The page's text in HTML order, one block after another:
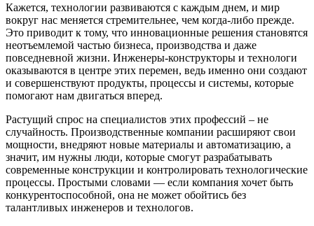
Кажется, технологии развиваются с каждым днем, и мир
вокруг нас меняется стремительнее, чем когда-либо прежде.
Это приводит к тому, что инновационные решения становятся
неотъемлемой частью бизнеса, производства и даже
повседневной жизни. Инженеры-конструкторы и технологи
оказываются в центре этих перемен, ведь именно они создают
и совершенствуют продукты, процессы и системы, которые
помогают нам двигаться вперед.
Растущий спрос на специалистов этих профессий – не
случайность. Производственные компании расширяют свои
мощности, внедряют новые материалы и автоматизацию, а
значит, им нужны люди, которые смогут разрабатывать
современные конструкции и контролировать технологические
процессы. Простыми словами — если компания хочет быть
конкурентоспособной, она не может обойтись без
талантливых инженеров и технологов.